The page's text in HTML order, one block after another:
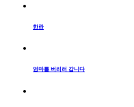
한란
엄마를 버리러 갑니다